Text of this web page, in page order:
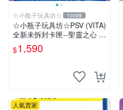
☆小瓶子玩具坊☆ 10088
☆小瓶子玩具坊☆PSV (VITA)
全新未拆封卡匣--聖靈之心 3
LOVE MAX
$1,590
人氣賣家